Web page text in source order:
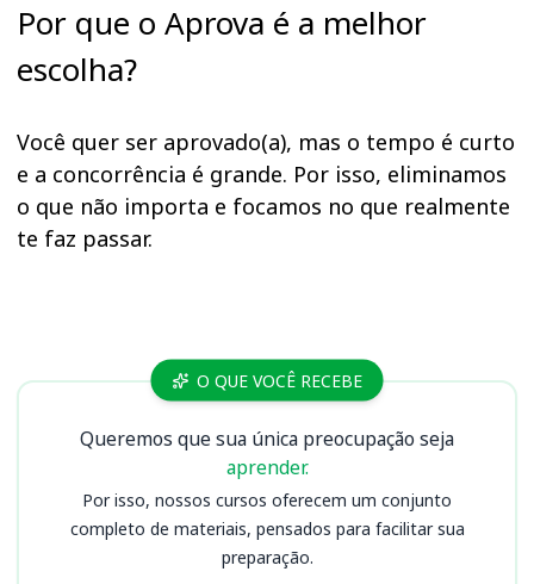
Por que o Aprova é a melhor
escolha?
Você quer ser aprovado(a), mas o tempo é curto
e a concorrência é grande. Por isso, eliminamos
o que não importa e focamos no que realmente
te faz passar.
Cursos O QUE VOCÊ RECEBE
Queremos que sua única preocupação seja
aprender.
Por isso, nossos cursos oferecem um conjunto
completo de materiais, pensados para facilitar sua
preparação.